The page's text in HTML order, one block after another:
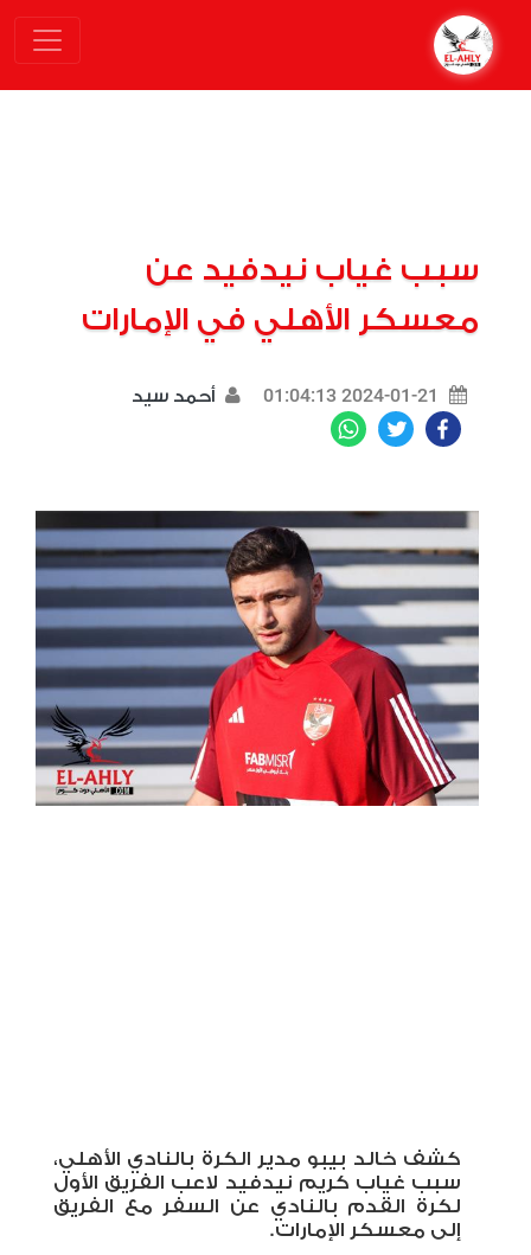
سبب غياب نيدفيد عن
معسكر الأهلي في الإمارات
2024-01-21 01:04:13 أحمد سيد
Facebook
Twitter
كشف خالد بيبو مدير الكرة بالنادي الأهلي،
سبب غياب كريم نيدفيد لاعب الفريق الأول
لكرة القدم بالنادي عن السفر مع الفريق
إلى معسكر الإمارات.